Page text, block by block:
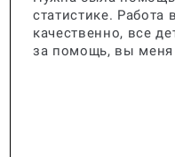
статистике. Работа
качественно, все
за помощь, вы меня